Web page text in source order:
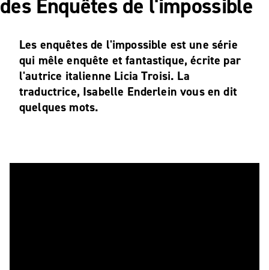
des Enquêtes de l'impossible
Les enquêtes de l'impossible est une série
qui mêle enquête et fantastique, écrite par
l'autrice italienne Licia Troisi. La
traductrice, Isabelle Enderlein vous en dit
quelques mots.